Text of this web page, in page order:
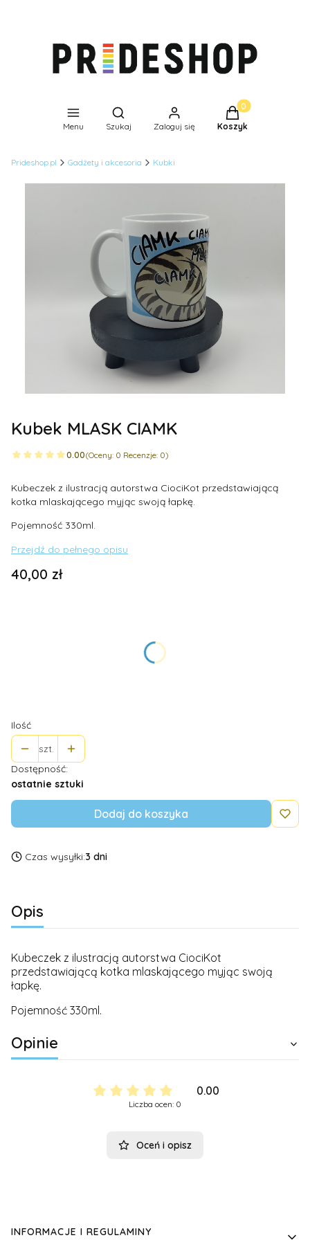
Menu
Otwórz wyszukiwarkę
Szukaj Zaloguj się
Produkty w
Koszyk
Prideshop.pl Gadżety i akcesoria Kubki
Kubek MLASK CIAMK
0.00(Oceny: 0 Recenzje: 0)
Kubeczek z ilustracją autorstwa CiociKot przedstawiającą
kotka mlaskającego myjąc swoją łapkę.
Pojemność 330ml.
Przejdź do pełnego opisu
Cena
40,00 zł
Ilość
szt.
Dostępność:
ostatnie sztuki
Dodaj do koszyka
Czas wysyłki:3 dni
Opis
Kubeczek z ilustracją autorstwa CiociKot
przedstawiającą kotka mlaskającego myjąc swoją
łapkę.
Pojemność 330ml.
Opinie
0.00
Liczba ocen: 0
Oceń i opisz
Linki w stopce
INFORMACJE I REGULAMINY